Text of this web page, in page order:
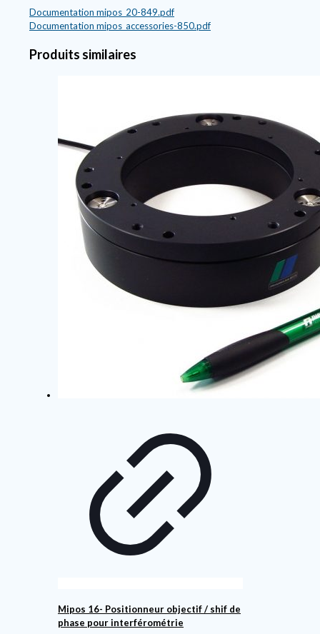
Documentation mipos_20-849.pdf
Documentation mipos_accessories-850.pdf
Produits similaires
Mipos 16- Positionneur objectif / shif de
phase pour interférométrie